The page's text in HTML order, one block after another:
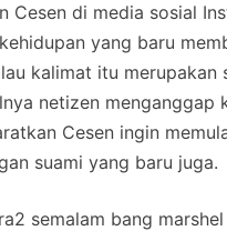
Cesen di media sosial
yang baru
kalimat itu merupakan
netizen menganggap
Cesen ingin
suami yang baru juga.
semalam bang